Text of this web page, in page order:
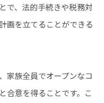
で、法的手続きや税務対
画を立てることができる
家族全員でオープンなコ
合意を得ることです。こ